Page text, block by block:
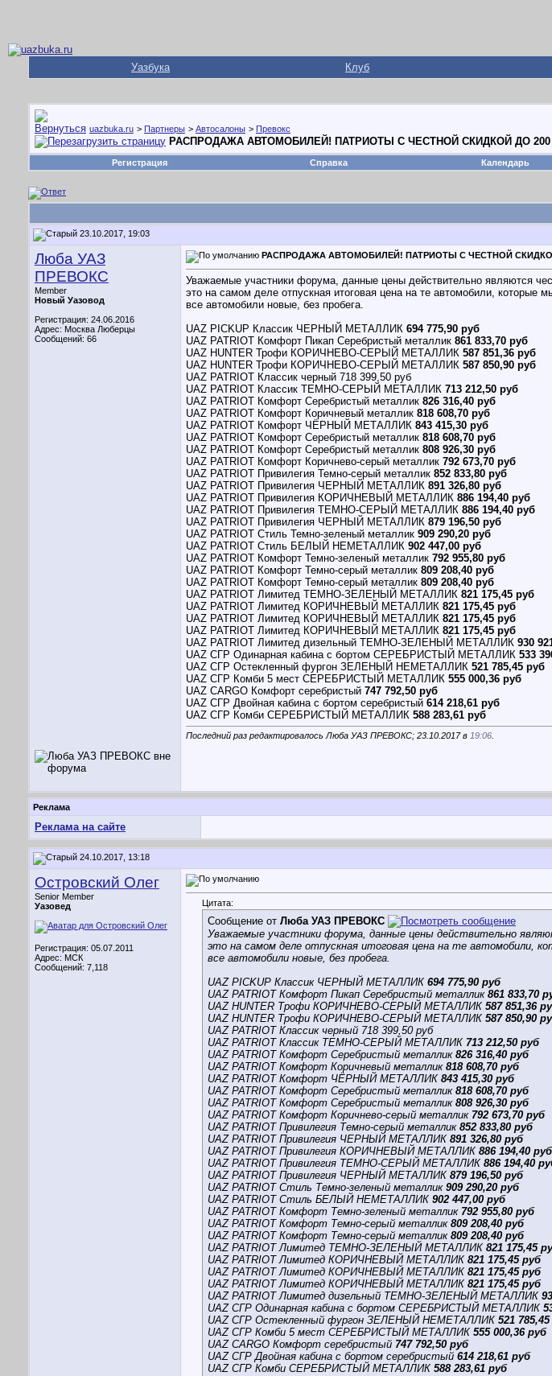
Уазбука Клуб
uazbuka.ru > Партнеры > Автосалоны > Превокс
РАСПРОДАЖА АВТОМОБИЛЕЙ! ПАТРИОТЫ С ЧЕСТНОЙ СКИДКОЙ ДО 200
Регистрация Справка Календарь
23.10.2017, 19:03
Люба УАЗ
ПРЕВОКС
Member
Новый Уазовод
Регистрация: 24.06.2016
Адрес: Москва Люберцы
Сообщений: 66
РАСПРОДАЖА АВТОМОБИЛЕЙ! ПАТРИОТЫ С ЧЕСТНОЙ СКИДКОЙ
Уважаемые участники форума, данные цены действительно являются
это на самом деле отпускная итоговая цена на те автомобили, которые
все автомобили новые, без пробега.
UAZ PICKUP Классик ЧЕРНЫЙ МЕТАЛЛИК 694 775,90 руб
UAZ PATRIOT Комфорт Пикап Серебристый металлик 861 833,70 руб
UAZ HUNTER Трофи КОРИЧНЕВО-СЕРЫЙ МЕТАЛЛИК 587 851,36 руб
UAZ HUNTER Трофи КОРИЧНЕВО-СЕРЫЙ МЕТАЛЛИК 587 850,90 руб
UAZ PATRIOT Классик черный 718 399,50 руб
UAZ PATRIOT Классик ТЕМНО-СЕРЫЙ МЕТАЛЛИК 713 212,50 руб
UAZ PATRIOT Комфорт Серебристый металлик 826 316,40 руб
UAZ PATRIOT Комфорт Коричневый металлик 818 608,70 руб
UAZ PATRIOT Комфорт ЧЁРНЫЙ МЕТАЛЛИК 843 415,30 руб
UAZ PATRIOT Комфорт Серебристый металлик 818 608,70 руб
UAZ PATRIOT Комфорт Серебристый металлик 808 926,30 руб
UAZ PATRIOT Комфорт Коричнево-серый металлик 792 673,70 руб
UAZ PATRIOT Привилегия Темно-серый металлик 852 833,80 руб
UAZ PATRIOT Привилегия ЧЕРНЫЙ МЕТАЛЛИК 891 326,80 руб
UAZ PATRIOT Привилегия КОРИЧНЕВЫЙ МЕТАЛЛИК 886 194,40 руб
UAZ PATRIOT Привилегия ТЕМНО-СЕРЫЙ МЕТАЛЛИК 886 194,40 руб
UAZ PATRIOT Привилегия ЧЕРНЫЙ МЕТАЛЛИК 879 196,50 руб
UAZ PATRIOT Стиль Темно-зеленый металлик 909 290,20 руб
UAZ PATRIOT Стиль БЕЛЫЙ НЕМЕТАЛЛИК 902 447,00 руб
UAZ PATRIOT Комфорт Темно-зеленый металлик 792 955,80 руб
UAZ PATRIOT Комфорт Темно-серый металлик 809 208,40 руб
UAZ PATRIOT Комфорт Темно-серый металлик 809 208,40 руб
UAZ PATRIOT Лимитед ТЕМНО-ЗЕЛЕНЫЙ МЕТАЛЛИК 821 175,45 руб
UAZ PATRIOT Лимитед КОРИЧНЕВЫЙ МЕТАЛЛИК 821 175,45 руб
UAZ PATRIOT Лимитед КОРИЧНЕВЫЙ МЕТАЛЛИК 821 175,45 руб
UAZ PATRIOT Лимитед КОРИЧНЕВЫЙ МЕТАЛЛИК 821 175,45 руб
UAZ PATRIOT Лимитед дизельный ТЕМНО-ЗЕЛЕНЫЙ МЕТАЛЛИК 930
UAZ СГР Одинарная кабина с бортом СЕРЕБРИСТЫЙ МЕТАЛЛИК 533
UAZ СГР Остекленный фургон ЗЕЛЕНЫЙ НЕМЕТАЛЛИК 521 785,45 руб
UAZ СГР Комби 5 мест СЕРЕБРИСТЫЙ МЕТАЛЛИК 555 000,36 руб
UAZ CARGO Комфорт серебристый 747 792,50 руб
UAZ СГР Двойная кабина с бортом серебристый 614 218,61 руб
UAZ СГР Комби СЕРЕБРИСТЫЙ МЕТАЛЛИК 588 283,61 руб
Последний раз редактировалось Люба УАЗ ПРЕВОКС; 23.10.2017 в 19:06
Реклама
Реклама на сайте
24.10.2017, 13:18
Островский Олег
Senior Member
Уазовед
Регистрация: 05.07.2011
Адрес: МСК
Сообщений: 7,118
Цитата:
Сообщение от Люба УАЗ ПРЕВОКС
Уважаемые участники форума, данные цены действительно
это на самом деле отпускная итоговая цена на те автомобили,
все автомобили новые, без пробега.
UAZ PICKUP Классик ЧЕРНЫЙ МЕТАЛЛИК 694 775,90 руб
UAZ PATRIOT Комфорт Пикап Серебристый металлик 861 833,70
UAZ HUNTER Трофи КОРИЧНЕВО-СЕРЫЙ МЕТАЛЛИК 587 851,36
UAZ HUNTER Трофи КОРИЧНЕВО-СЕРЫЙ МЕТАЛЛИК 587 850,90
UAZ PATRIOT Классик черный 718 399,50 руб
UAZ PATRIOT Классик ТЕМНО-СЕРЫЙ МЕТАЛЛИК 713 212,50 руб
UAZ PATRIOT Комфорт Серебристый металлик 826 316,40 руб
UAZ PATRIOT Комфорт Коричневый металлик 818 608,70 руб
UAZ PATRIOT Комфорт ЧЁРНЫЙ МЕТАЛЛИК 843 415,30 руб
UAZ PATRIOT Комфорт Серебристый металлик 818 608,70 руб
UAZ PATRIOT Комфорт Серебристый металлик 808 926,30 руб
UAZ PATRIOT Комфорт Коричнево-серый металлик 792 673,70 руб
UAZ PATRIOT Привилегия Темно-серый металлик 852 833,80 руб
UAZ PATRIOT Привилегия ЧЕРНЫЙ МЕТАЛЛИК 891 326,80 руб
UAZ PATRIOT Привилегия КОРИЧНЕВЫЙ МЕТАЛЛИК 886 194,40 руб
UAZ PATRIOT Привилегия ТЕМНО-СЕРЫЙ МЕТАЛЛИК 886 194,40
UAZ PATRIOT Привилегия ЧЕРНЫЙ МЕТАЛЛИК 879 196,50 руб
UAZ PATRIOT Стиль Темно-зеленый металлик 909 290,20 руб
UAZ PATRIOT Стиль БЕЛЫЙ НЕМЕТАЛЛИК 902 447,00 руб
UAZ PATRIOT Комфорт Темно-зеленый металлик 792 955,80 руб
UAZ PATRIOT Комфорт Темно-серый металлик 809 208,40 руб
UAZ PATRIOT Комфорт Темно-серый металлик 809 208,40 руб
UAZ PATRIOT Лимитед ТЕМНО-ЗЕЛЕНЫЙ МЕТАЛЛИК 821 175,45
UAZ PATRIOT Лимитед КОРИЧНЕВЫЙ МЕТАЛЛИК 821 175,45 руб
UAZ PATRIOT Лимитед КОРИЧНЕВЫЙ МЕТАЛЛИК 821 175,45 руб
UAZ PATRIOT Лимитед КОРИЧНЕВЫЙ МЕТАЛЛИК 821 175,45 руб
UAZ PATRIOT Лимитед дизельный ТЕМНО-ЗЕЛЕНЫЙ МЕТАЛЛИК
UAZ СГР Одинарная кабина с бортом СЕРЕБРИСТЫЙ МЕТАЛЛИК
UAZ СГР Остекленный фургон ЗЕЛЕНЫЙ НЕМЕТАЛЛИК 521
UAZ СГР Комби 5 мест СЕРЕБРИСТЫЙ МЕТАЛЛИК 555 000,36 руб
UAZ CARGO Комфорт серебристый 747 792,50 руб
UAZ СГР Двойная кабина с бортом серебристый 614 218,61 руб
UAZ СГР Комби СЕРЕБРИСТЫЙ МЕТАЛЛИК 588 283,61 руб